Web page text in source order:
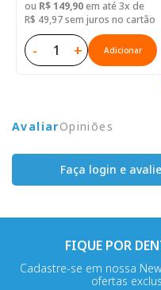
ou R$ 149,90em até 3x de
R$ 49,97 sem juros no cartão
- + Adicionar
AvaliarOpiniões
Faça login e avalie
FIQUE POR
Cadastre-se em nossa
ofertas